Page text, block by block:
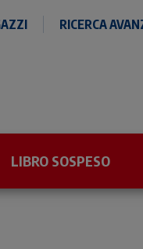
RICERCA
LIBRO SOSPESO